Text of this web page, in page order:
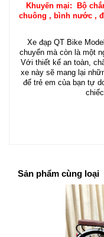
Khuyến mại: Bộ
chuông , bình nước ,
Xe đạp QT Bike
chuyển mà còn là một
Với thiết kế an toàn,
xe này sẽ mang lại
để trẻ em của bạn tự
Sản phẩm cùng loại